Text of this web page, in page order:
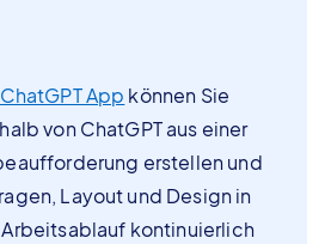
App können Sie
von ChatGPT aus einer
erstellen und
Layout und Design in
kontinuierlich